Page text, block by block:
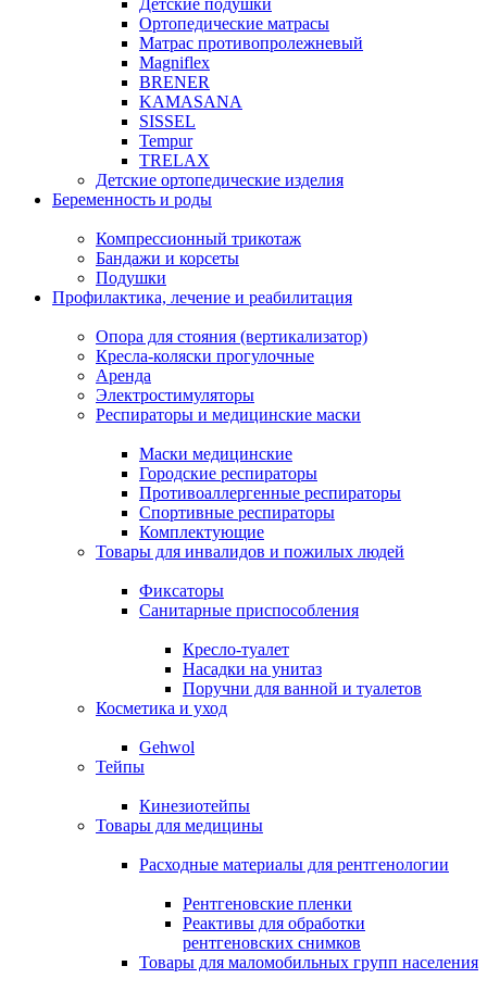
Детские подушки
Ортопедические матрасы
Матрас противопролежневый
Magniflex
BRENER
KAMASANA
SISSEL
Tempur
TRELAX
Детские ортопедические изделия
Беременность и роды
Компрессионный трикотаж
Бандажи и корсеты
Подушки
Профилактика, лечение и реабилитация
Опора для стояния (вертикализатор)
Кресла-коляски прогулочные
Аренда
Электростимуляторы
Респираторы и медицинские маски
Маски медицинские
Городские респираторы
Противоаллергенные респираторы
Спортивные респираторы
Комплектующие
Товары для инвалидов и пожилых людей
Фиксаторы
Санитарные приспособления
Кресло-туалет
Насадки на унитаз
Поручни для ванной и туалетов
Косметика и уход
Gehwol
Тейпы
Кинезиотейпы
Товары для медицины
Расходные материалы для рентгенологии
Рентгеновские пленки
Реактивы для обработки
рентгеновских снимков
Товары для маломобильных групп населения